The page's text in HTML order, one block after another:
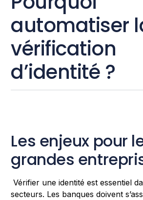
automatiser
vérification
d’identité ?
Les enjeux pour
grandes
Vérifier une identité est essentiel
secteurs. Les banques doivent